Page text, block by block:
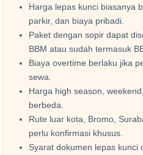
Harga lepas kunci biasanya
parkir, dan biaya pribadi.
Paket dengan sopir dapat
BBM atau sudah termasuk
Biaya overtime berlaku jika
sewa.
Harga high season,
berbeda.
Rute luar kota, Bromo,
perlu konfirmasi khusus.
Syarat dokumen lepas kunci